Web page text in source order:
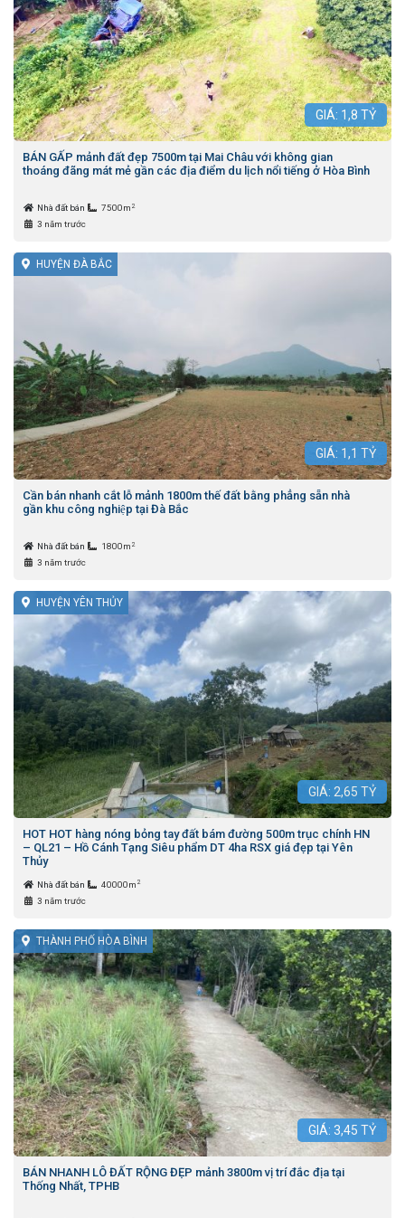
GIÁ: 1,8 TỶ
BÁN GẤP mảnh đất đẹp 7500m tại Mai Châu với không gian
thoáng đãng mát mẻ gần các địa điểm du lịch nổi tiếng ở Hòa Bình
Nhà đất bán 7500m 2
3 năm trước
HUYỆN ĐÀ BẮC
GIÁ: 1,1 TỶ
Cần bán nhanh cắt lỗ mảnh 1800m thế đất bằng phẳng sẵn nhà
gần khu công nghiệp tại Đà Bắc
Nhà đất bán 1800m 2
3 năm trước
HUYỆN YÊN THỦY
GIÁ: 2,65 TỶ
HOT HOT hàng nóng bỏng tay đất bám đường 500m trục chính HN
– QL21 – Hồ Cánh Tạng Siêu phẩm DT 4ha RSX giá đẹp tại Yên
Thủy
Nhà đất bán 40000m 2
3 năm trước
THÀNH PHỐ HÒA BÌNH
GIÁ: 3,45 TỶ
BÁN NHANH LÔ ĐẤT RỘNG ĐẸP mảnh 3800m vị trí đắc địa tại
Thống Nhất, TPHB